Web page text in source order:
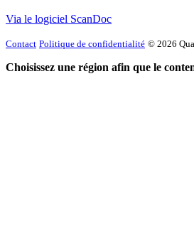
Via le logiciel ScanDoc
Contact Politique de confidentialité © 2026
Choisissez une région afin que le